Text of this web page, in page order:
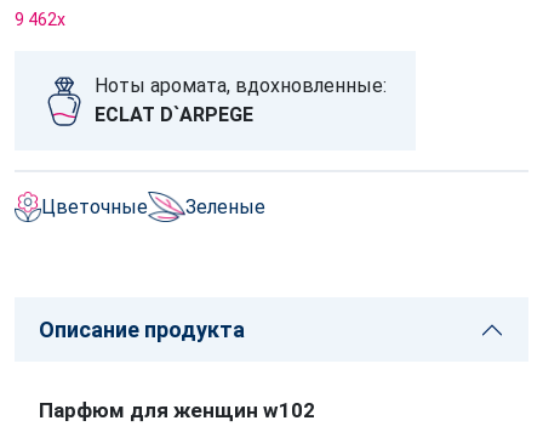
9 462x
Ноты аромата, вдохновленные:
ECLAT D`ARPEGE
Цветочные Зеленые
Описание продукта
Парфюм для женщин w102